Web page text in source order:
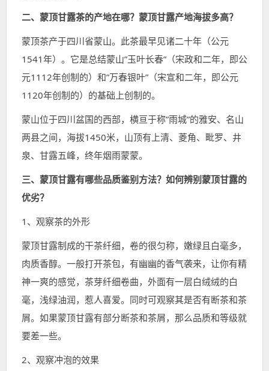
二、蒙顶甘露茶的产地在哪？蒙顶甘露产地海拔多高？
蒙顶茶产于四川省蒙山。此茶最早见诸二十年（公元
1541年）。它是总结蒙山”玉叶长春”（宋政和二年，即公
元1112年创制的）和”万春银叶”（宋宣和二年，即公元
1120年创制的）的基础上创制的。
蒙山位于四川盆国的西部，横亘于称”雨城”的雅安、名山
两县之间，海拔1450米，山顶有上清、菱角、毗罗、井
泉、甘露五峰，终年烟雨蒙蒙。
三、蒙顶甘露有哪些品质鉴别方法？如何辨别蒙顶甘露的
优劣？
1、观察茶的外形
蒙顶甘露制成的干茶纤细，卷的很匀称，嫩绿且白毫多，
肉质香醇。一般打开茶包，有幽幽的香气袭来，让你有精
神一爽的感觉，茶芽纤细卷曲，外面有一层白绒绒的白
毫，浅绿油润，惹人喜爱。同时可观察其是否有断茶和茶
屑。如果蒙顶甘露有部分断茶和茶屑，那么品质和等级就
要差一些。
2、观察冲泡的效果